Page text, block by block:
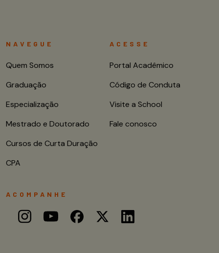
NAVEGUE
Quem Somos
Graduação
Especialização
Mestrado e Doutorado
Cursos de Curta Duração
CPA
ACESSE
Portal Acadêmico
Código de Conduta
Visite a School
Fale conosco
ACOMPANHE